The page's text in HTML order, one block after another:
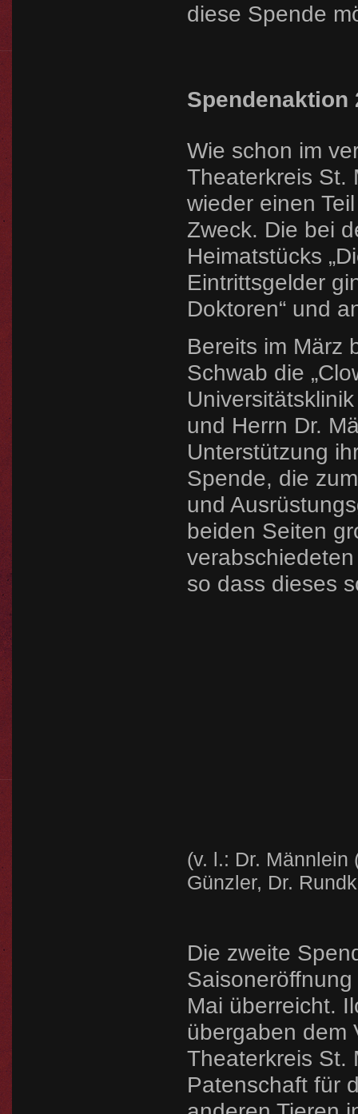
diese Spende
Spendenaktion
Wie schon im
Theaterkreis St.
wieder einen
Zweck. Die bei
Heimatstücks
Eintrittsgelder
Doktoren“ und
Bereits im März
Schwab die
und Herrn Dr.
Unterstützung
Spende, die
und
beiden Seiten
so dass dieses
(v. l.: Dr.
Günzler, Dr.
Die zweite
Mai überreicht.
übergaben dem
Theaterkreis St.
Patenschaft für